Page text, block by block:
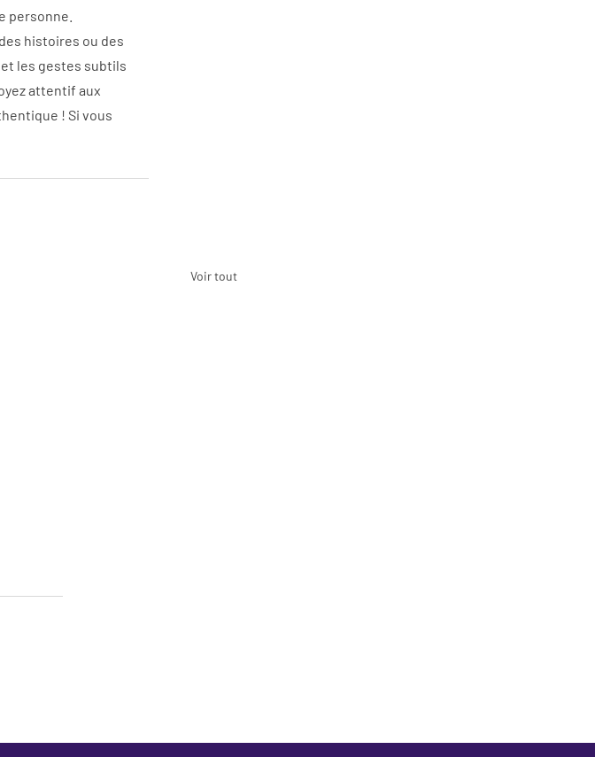
personne.
histoires ou des
les gestes subtils
attentif aux
! Si vous
Voir tout
pour bien commencer la